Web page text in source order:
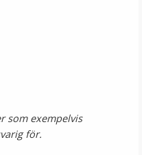
som exempelvis
för.